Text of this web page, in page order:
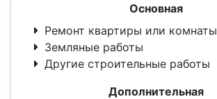
Основная
Ремонт квартиры или комнаты
Земляные работы
Другие строительные работы
Дополнительная